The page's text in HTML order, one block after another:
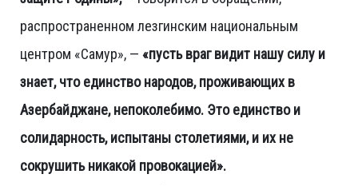
распространенном лезгинским национальным
центром «Самур», — «пусть враг видит нашу силу и
знает, что единство народов, проживающих в
Азербайджане, непоколебимо. Это единство и
солидарность, испытаны столетиями, и их не
сокрушить никакой провокацией».